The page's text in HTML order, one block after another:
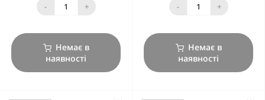
- +
Немає в
наявності
- +
Немає в
наявності